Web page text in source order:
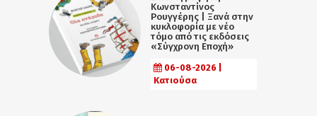
Κωνσταντίνος
Ρουγγέρης | Ξανά στην
κυκλοφορία με νέο
τόμο από τις εκδόσεις
«Σύγχρονη Εποχή»
06-08-2026 |
Κατιούσα